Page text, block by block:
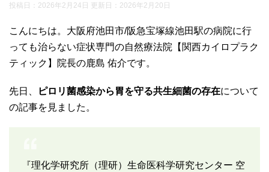
投稿日：2026年2月24日 更新日： 2026年2月20日
こんにちは。大阪府池田市/阪急宝塚線池田駅の病院に行
っても治らない症状専門の自然療法院【関西カイロプラク
ティック】院長の鹿島 佑介です。
先日、 ピロリ菌感染から胃を守る共生細菌の存在について
の記事を見ました。
『理化学研究所（理研）生命医科学研究センター 空